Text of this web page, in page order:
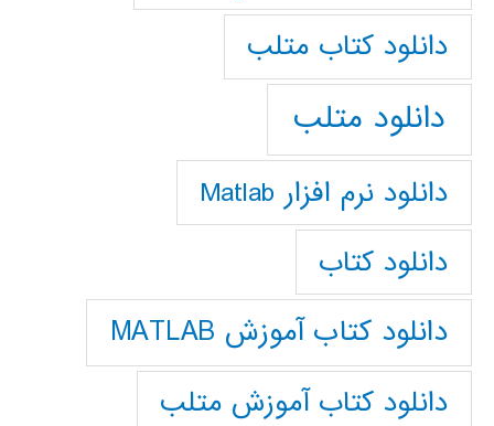
دانلود كتاب متلب
دانلود متلب
دانلود نرم افزار Matlab
دانلود کتاب
دانلود کتاب آموزش MATLAB
دانلود کتاب آموزش متلب